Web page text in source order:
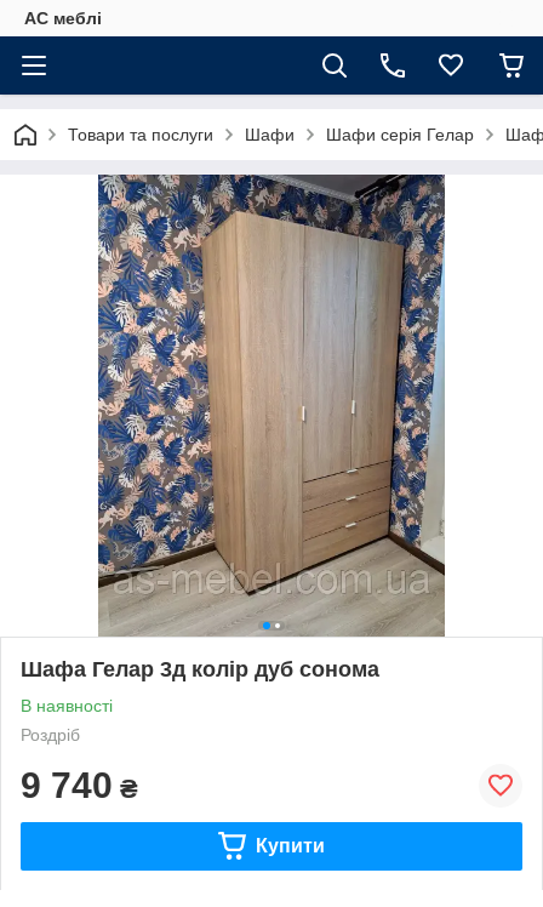
АС меблі
Товари та послуги Шафи Шафи серія Гелар
Шафа Гелар 3д колір дуб сонома
В наявності
Роздріб
9 740 ₴
Купити